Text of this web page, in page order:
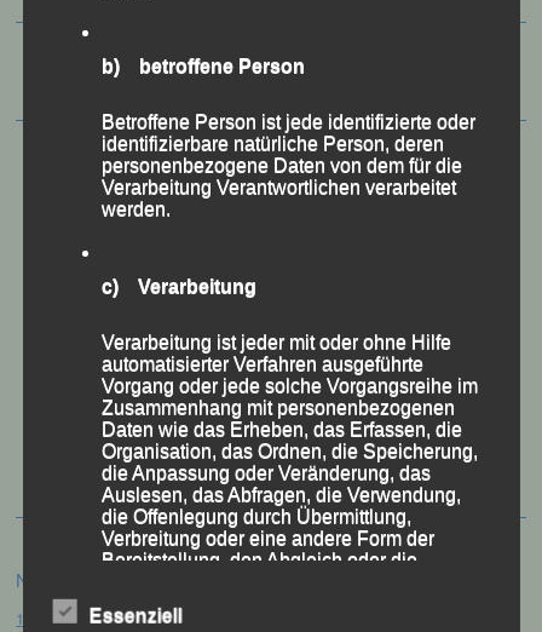
50 Jahre LG Passau
Festzschrift
Neueste Beiträge
15. Pörndorfer Sommernachtslauf – Pörndorf, 01.08.2026
b) betroffene Person
Betroffene Person ist jede identifizierte oder
identifizierbare natürliche Person, deren
personenbezogene Daten von dem für die
Verarbeitung Verantwortlichen verarbeitet
werden.
c) Verarbeitung
Verarbeitung ist jeder mit oder ohne Hilfe
automatisierter Verfahren ausgeführte
Vorgang oder jede solche Vorgangsreihe im
Zusammenhang mit personenbezogenen
Daten wie das Erheben, das Erfassen, die
Organisation, das Ordnen, die Speicherung,
die Anpassung oder Veränderung, das
Auslesen, das Abfragen, die Verwendung,
die Offenlegung durch Übermittlung,
Verbreitung oder eine andere Form der
Bereitstellung, den Abgleich oder die
Löschen oder die Vernichtung.
Essenziell